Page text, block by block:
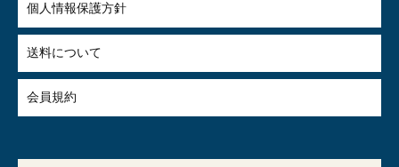
個人情報保護方針
送料について
会員規約